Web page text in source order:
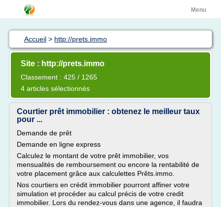
Menu
Accueil > http://prets.immo
Site : http://prets.immo
Classement : 425 / 1265
4 articles sélectionnés
Courtier prêt immobilier : obtenez le meilleur taux
pour ...
Demande de prêt
Demande en ligne express
Calculez le montant de votre prêt immobilier, vos
mensualités de remboursement ou encore la rentabilité de
votre placement grâce aux calculettes Prêts.immo.
Nos courtiers en crédit immobilier pourront affiner votre
simulation et procéder au calcul précis de votre credit
immobilier. Lors du rendez-vous dans une agence, il faudra